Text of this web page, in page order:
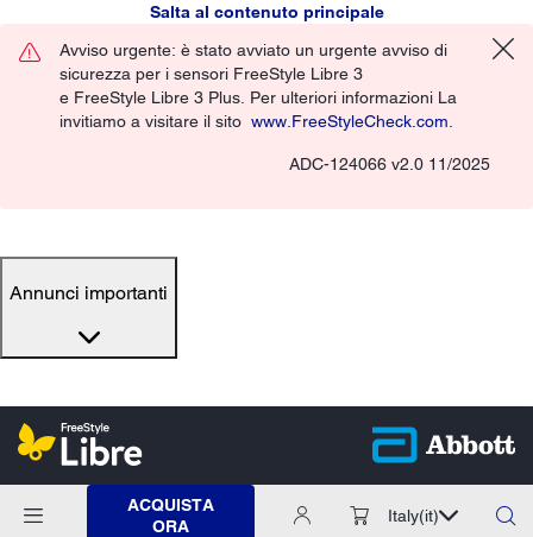
Salta al contenuto principale
Avviso urgente: è stato avviato un urgente avviso di
sicurezza per i sensori FreeStyle Libre 3
e FreeStyle Libre 3 Plus. Per ulteriori informazioni La
invitiamo a visitare il sito www.FreeStyleCheck.com
ADC-124066 v2.0 11/2025
Annunci importanti
ACQUISTA
ORA
Italy(it)